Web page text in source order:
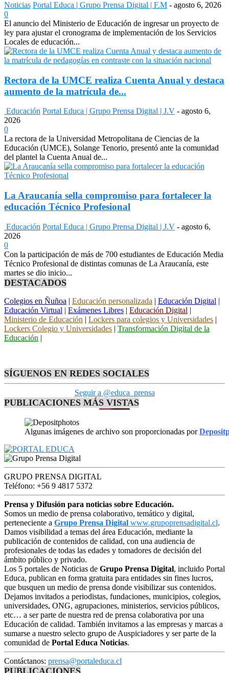
Noticias Portal Educa | Grupo Prensa Digital | F.M - agosto 6, 2026
0
El anuncio del Ministerio de Educación de ingresar un proyecto de
ley para ajustar el cronograma de implementación de los Servicios
Locales de educación...
Rectora de la UMCE realiza Cuenta Anual y destaca
aumento de la matrícula de...
Educación Portal Educa | Grupo Prensa Digital | J.V - agosto 6,
2026
0
La rectora de la Universidad Metropolitana de Ciencias de la
Educación (UMCE), Solange Tenorio, presentó ante la comunidad
del plantel la Cuenta Anual de...
La Araucanía sella compromiso para fortalecer la
educación Técnico Profesional
Educación Portal Educa | Grupo Prensa Digital | J.V - agosto 6,
2026
0
Con la participación de más de 700 estudiantes de Educación Media
Técnico Profesional de distintas comunas de La Araucanía, este
martes se dio inicio...
DESTACADOS
Colegios en Ñuñoa | Educación personalizada | Educación Digital |
Educación Virtual | Exámenes Libres | Educación Digital |
Ministerio de Educación | Lockers para colegios y Universidades |
Lockers Colegio y Universidades | Transformación Digital de la
Educación |
SÍGUENOS EN REDES SOCIALES
Seguir a @educa_prensa
PUBLICACIONES MÁS VISTAS
Algunas imágenes de archivo son proporcionadas por
GRUPO PRENSA DIGITAL
Teléfono: +56 9 4817 5372
Prensa y Difusión para noticias sobre Educación.
Somos un medio de prensa colaborativo, temático y digital,
perteneciente a Grupo Prensa Digital www.grupoprensadigital.cl.
Damos visibilidad a temas del área Educación, mediante la
publicación de contenidos de calidad, con una audiencia de
profesionales de todas las edades y tomadores de decisión del
ámbito público y privado.
Los 5 portales de Noticias de Grupo Prensa Digital, incluido Portal
Educa, publican en forma gratuita para entidades sin fines lucros,
que busquen un medio de prensa donde visibilizar sus contenidos.
Dejamos invitados a periodistas, fundaciones, municipios, colegios,
universidades, ONG, agrupaciones, ministerios, servicios públicos,
etc… a ser parte de nuestra red de prensa colaborativa por una
Educación de calidad. También invitamos a las empresas y marcas a
sumarse a nuestro selecto grupo de Auspiciadores y ser parte de la
comunidad de Portal Educa Noticias.
Contáctanos: prensa@portaleduca.cl
PUBLICACIONES